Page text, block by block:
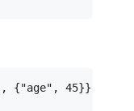
{"age" , 45